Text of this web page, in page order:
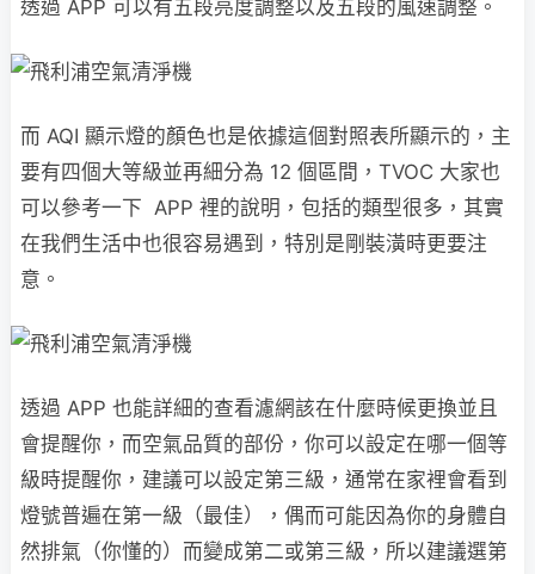
透過 APP 可以有五段亮度調整以及五段的風速調整。
而 AQI 顯示燈的顏色也是依據這個對照表所顯示的，主
要有四個大等級並再細分為 12 個區間，TVOC 大家也
可以參考一下 APP 裡的說明，包括的類型很多，其實
在我們生活中也很容易遇到，特別是剛裝潢時更要注
意。
透過 APP 也能詳細的查看濾網該在什麼時候更換並且
會提醒你，而空氣品質的部份，你可以設定在哪一個等
級時提醒你，建議可以設定第三級，通常在家裡會看到
燈號普遍在第一級（最佳），偶而可能因為你的身體自
然排氣（你懂的）而變成第二或第三級，所以建議選第